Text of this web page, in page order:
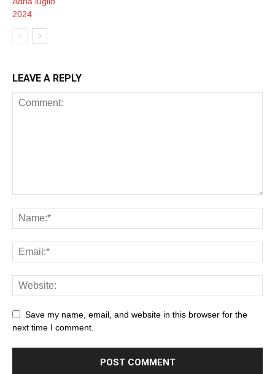
LEAVE A REPLY
Save my name, email, and website in this browser for the
next time I comment.